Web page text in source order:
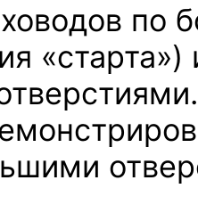
по
«старта»)